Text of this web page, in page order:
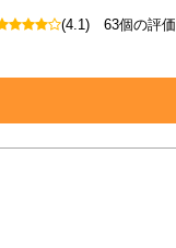
(4.1) 63個の評価